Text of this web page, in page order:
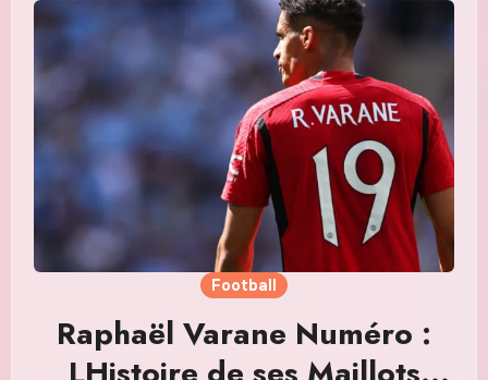
Football
Raphaël Varane Numéro :